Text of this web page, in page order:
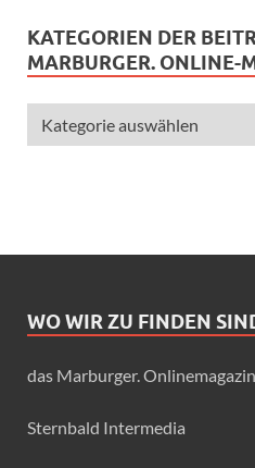
KATEGORIEN DER
MARBURGER. ONLINE-
WO WIR ZU FINDEN
das Marburger. Onlinemagazin
Sternbald Intermedia